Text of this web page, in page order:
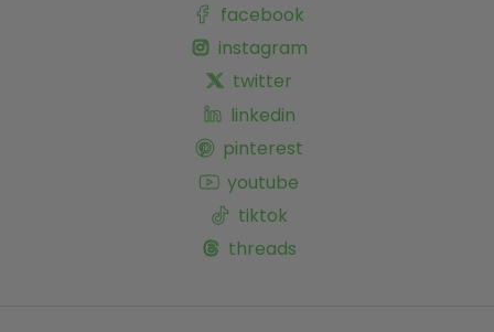
facebook
instagram
twitter
linkedin
pinterest
youtube
tiktok
threads